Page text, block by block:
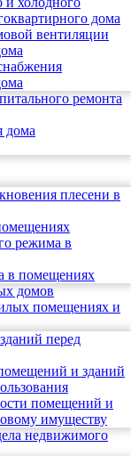
дома
вентиляции
ремонта
дома
плесени в
режима в
в помещениях
домов
помещениях и
перед
и зданий
помещений и
имуществу
недвижимого